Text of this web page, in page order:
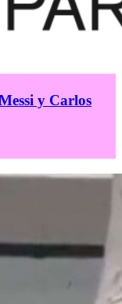
y Carlos